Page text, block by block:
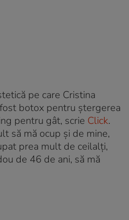
pe care Cristina
botox pentru ștergerea
pentru gât, scrie Click.
să mă ocup şi de mine,
prea mult de ceilalţi,
de 46 de ani, să mă